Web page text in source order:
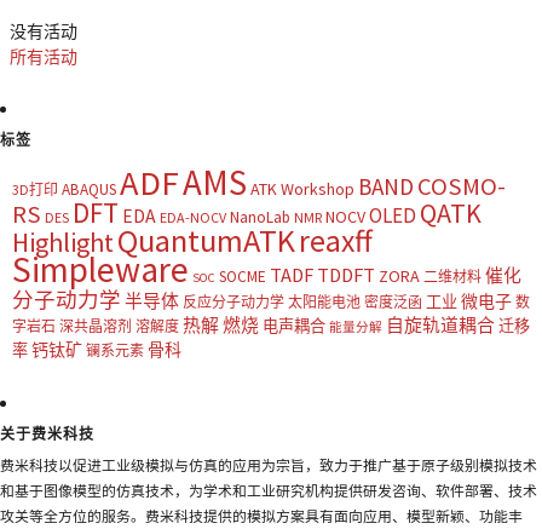
没有活动
所有活动
标签
3D打印 ABAQUSADFAMS ATK Workshop BAND COSMO-
RS DES DFT EDA EDA-NOCV NanoLab NMR NOCVOLED QATK
HighlightQuantumATKreaxff
Simpleware SOC SOCME TADF TDDFT ZORA 二维材料 催化
分子动力学 半导体 反应分子动力学 太阳能电池 密度泛函 工业 微电子 数
字岩石 深共晶溶剂 溶解度 热解燃烧 电声耦合 能量分解 自旋轨道耦合迁移
率钙钛矿 镧系元素 骨科
关于费米科技
费米科技以促进工业级模拟与仿真的应用为宗旨，致力于推广基于原子级别模拟技术
和基于图像模型的仿真技术，为学术和工业研究机构提供研发咨询、软件部署、技术
攻关等全方位的服务。费米科技提供的模拟方案具有面向应用、模型新颖、功能丰